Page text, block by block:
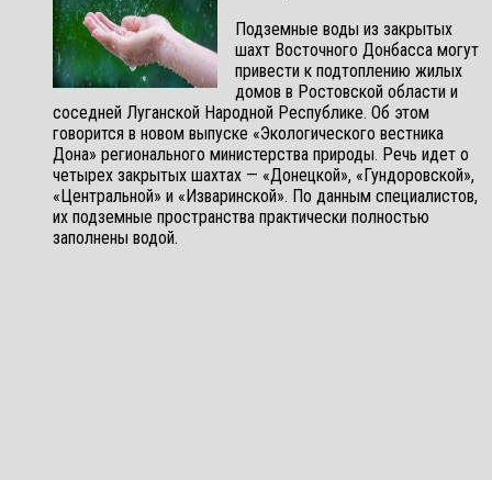
Подземные воды из закрытых
шахт Восточного Донбасса могут
привести к подтоплению жилых
домов в Ростовской области и
соседней Луганской Народной Республике. Об этом
говорится в новом выпуске «Экологического вестника
Дона» регионального министерства природы. Речь идет о
четырех закрытых шахтах — «Донецкой», «Гундоровской»,
«Центральной» и «Изваринской». По данным специалистов,
их подземные пространства практически полностью
заполнены водой.